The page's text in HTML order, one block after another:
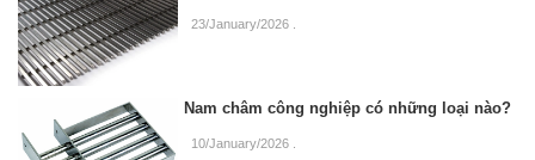
23/January/2026
Nam châm công nghiệp có những loại nào?
10/January/2026